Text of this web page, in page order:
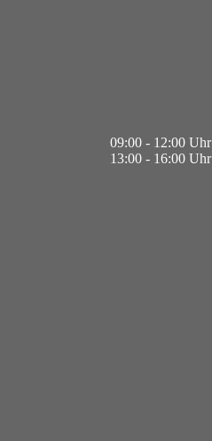
09:00 - 12:00 Uhr
13:00 - 16:00 Uhr